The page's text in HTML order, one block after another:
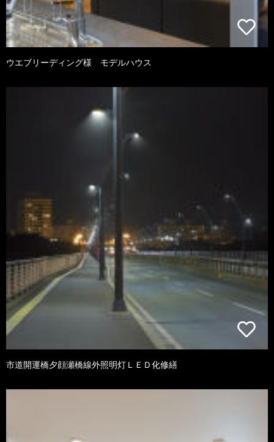
ウエブリーディング様 モデルハウス
市道開運橋夕顔瀬橋線外照明灯ＬＥＤ化修繕